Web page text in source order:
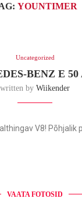
YOUNTIMER
Uncategorized
BENZ E 50
written by Wiikender
V8! Põhjalik
VAATA FOTOSID